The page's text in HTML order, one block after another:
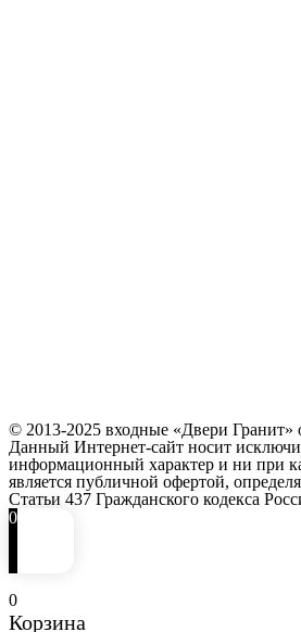
© 2013-2025 входные «Двери Гранит»
Данный Интернет-сайт носит
информационный характер и ни при
является публичной офертой,
Статьи 437 Гражданского кодекса
0
0
Корзина